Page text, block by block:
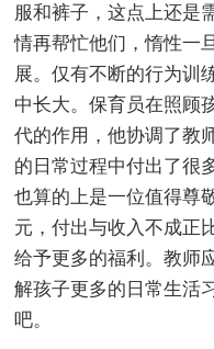
服和裤子，这点上还是
情再帮忙他们，惰性一
展。仅有不断的行为训
中长大。保育员在照顾
代的作用，他协调了教
的日常过程中付出了很
也算的上是一位值得尊
元，付出与收入不成正
给予更多的福利。教师
解孩子更多的日常生活
吧。